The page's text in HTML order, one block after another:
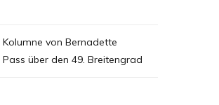
Kolumne von Bernadette
über den 49. Breitengrad